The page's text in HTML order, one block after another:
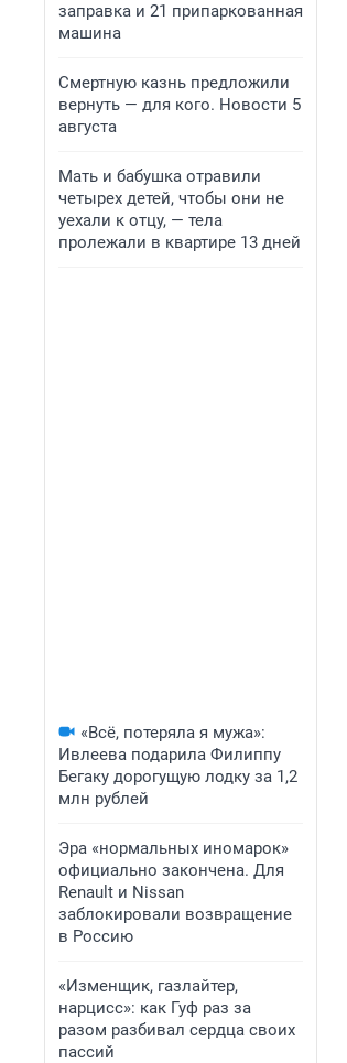
заправка и 21 припаркованная
машина
Смертную казнь предложили
вернуть — для кого. Новости 5
августа
Мать и бабушка отравили
четырех детей, чтобы они не
уехали к отцу, — тела
пролежали в квартире 13 дней
«Всё, потеряла я мужа»:
Ивлеева подарила Филиппу
Бегаку дорогущую лодку за 1,2
млн рублей
Эра «нормальных иномарок»
официально закончена. Для
Renault и Nissan
заблокировали возвращение
в Россию
«Изменщик, газлайтер,
нарцисс»: как Гуф раз за
разом разбивал сердца своих
пассий